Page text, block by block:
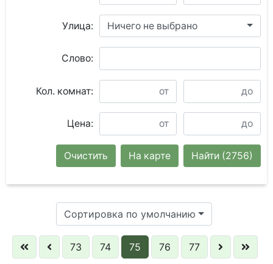
Улица: Ничего не выбрано
Слово:
Кол. комнат:
Цена:
Найти (2756)
На карте
Очистить
Сортировка по умолчанию
73 74 75 76 77